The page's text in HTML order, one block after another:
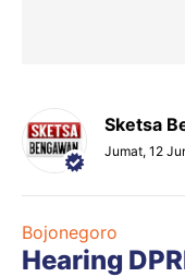
Sketsa
Jumat, 12
Bojonegoro
Hearing